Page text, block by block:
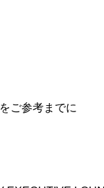
ご参考までに